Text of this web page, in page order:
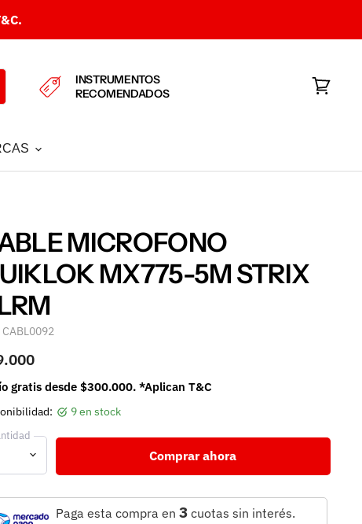
INSTRUMENTOS
RECOMENDADOS
MICROFONO
MX775-5M STRIX
CABL0092
gratis desde $300.000. *Aplican T&C
9 en stock
Comprar ahora
Paga esta compra en 3cuotas sin interés.